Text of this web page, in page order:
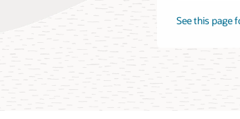
See this page